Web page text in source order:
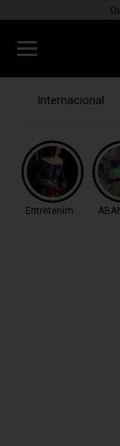
Internacional
Entretenimento